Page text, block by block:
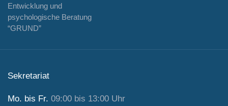
Entwicklung und
psychologische Beratung
“GRUND”
Sekretariat
Mo. bis Fr. 09:00 bis 13:00 Uhr